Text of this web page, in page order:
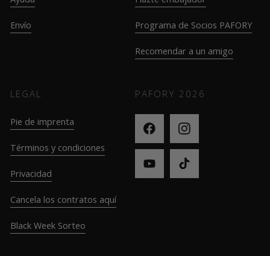
Envío Programa de Socios PAFORY
Recomendar a un amigo
LEGAL
Pie de imprenta
Términos y condiciones
Privacidad
Cancela los contratos aquí
Black Week Sorteo
PAFORY 2026